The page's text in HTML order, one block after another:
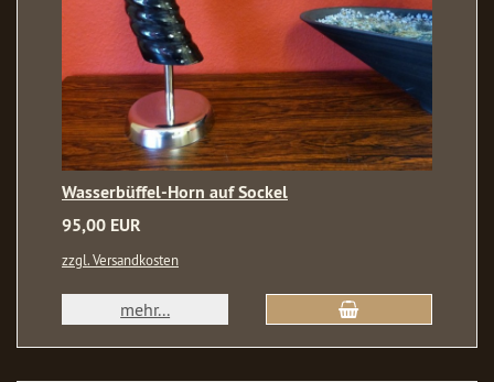
Wasserbüffel-Horn auf Sockel
95,00 EUR
zzgl. Versandkosten
mehr...